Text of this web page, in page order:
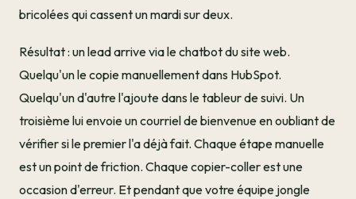
bricolées qui cassent un mardi sur deux.
Résultat : un lead arrive via le chatbot du site web.
Quelqu'un le copie manuellement dans HubSpot.
Quelqu'un d'autre l'ajoute dans le tableur de suivi. Un
troisième lui envoie un courriel de bienvenue en oubliant de
vérifier si le premier l'a déjà fait. Chaque étape manuelle
est un point de friction. Chaque copier-coller est une
occasion d'erreur. Et pendant que votre équipe jongle